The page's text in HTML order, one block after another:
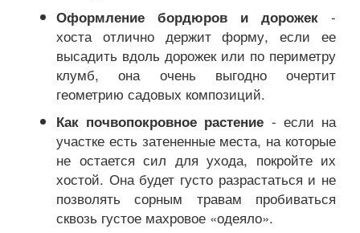
Оформление бордюров и дорожек -
хоста отлично держит форму, если ее
высадить вдоль дорожек или по периметру
клумб, она очень выгодно очертит
геометрию садовых композиций.
Как почвопокровное растение - если на
участке есть затененные места, на которые
не остается сил для ухода, покройте их
хостой. Она будет густо разрастаться и не
позволять сорным травам пробиваться
сквозь густое махровое «одеяло».